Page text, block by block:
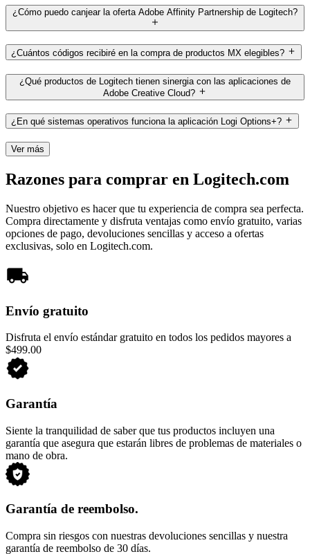
¿Cómo puedo canjear la oferta Adobe Affinity Partnership de Logitech?
¿Cuántos códigos recibiré en la compra de productos MX elegibles?
¿Qué productos de Logitech tienen sinergia con las aplicaciones de
Adobe Creative Cloud?
¿En qué sistemas operativos funciona la aplicación Logi Options+?
Ver más
Razones para comprar en Logitech.com
Nuestro objetivo es hacer que tu experiencia de compra sea perfecta.
Compra directamente y disfruta ventajas como envío gratuito, varias
opciones de pago, devoluciones sencillas y acceso a ofertas
exclusivas, solo en Logitech.com.
Envío gratuito
Disfruta el envío estándar gratuito en todos los pedidos mayores a
$499.00
Garantía
Siente la tranquilidad de saber que tus productos incluyen una
garantía que asegura que estarán libres de problemas de materiales o
mano de obra.
Garantía de reembolso.
Compra sin riesgos con nuestras devoluciones sencillas y nuestra
garantía de reembolso de 30 días.